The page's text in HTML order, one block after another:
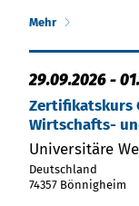
Mehr
29.09.2026 -
Zertifikatskurs
Wirtschafts-
Universitäre
Deutschland
74357 Bönnigheim